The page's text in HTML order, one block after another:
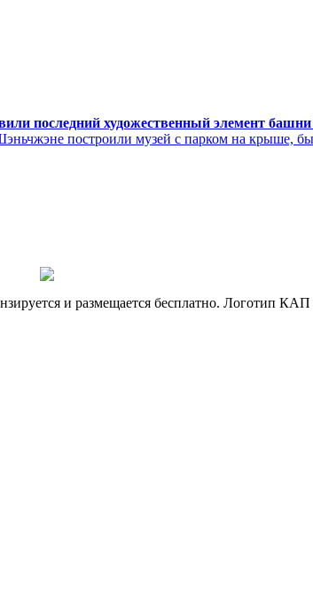
последний художественный элемент
построили музей с парком на крыше,
и размещается бесплатно. Логотип КАП